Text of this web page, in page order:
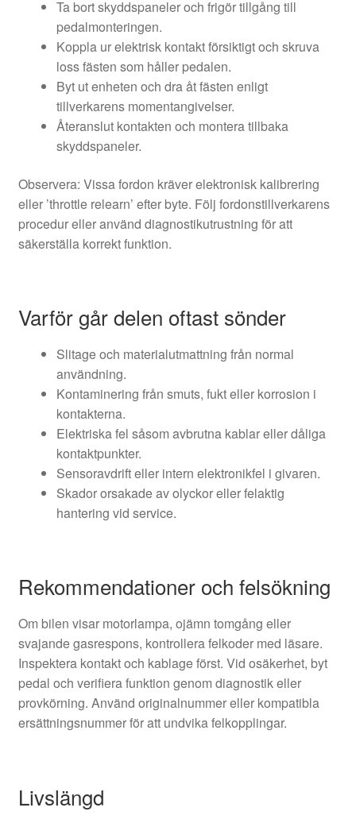
Ta bort skyddspaneler och frigör tillgång till
pedalmonteringen.
Koppla ur elektrisk kontakt försiktigt och skruva
loss fästen som håller pedalen.
Byt ut enheten och dra åt fästen enligt
tillverkarens momentangivelser.
Återanslut kontakten och montera tillbaka
skyddspaneler.
Observera: Vissa fordon kräver elektronisk kalibrering
eller ’throttle relearn’ efter byte. Följ fordonstillverkarens
procedur eller använd diagnostikutrustning för att
säkerställa korrekt funktion.
Varför går delen oftast sönder
Slitage och materialutmattning från normal
användning.
Kontaminering från smuts, fukt eller korrosion i
kontakterna.
Elektriska fel såsom avbrutna kablar eller dåliga
kontaktpunkter.
Sensoravdrift eller intern elektronikfel i givaren.
Skador orsakade av olyckor eller felaktig
hantering vid service.
Rekommendationer och felsökning
Om bilen visar motorlampa, ojämn tomgång eller
svajande gasrespons, kontrollera felkoder med läsare.
Inspektera kontakt och kablage först. Vid osäkerhet, byt
pedal och verifiera funktion genom diagnostik eller
provkörning. Använd originalnummer eller kompatibla
ersättningsnummer för att undvika felkopplingar.
Livslängd